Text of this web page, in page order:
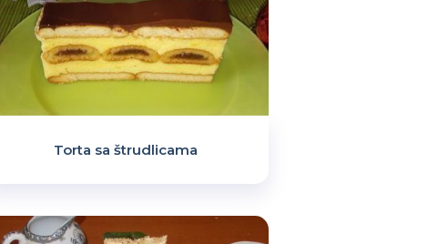
Torta sa štrudlicama